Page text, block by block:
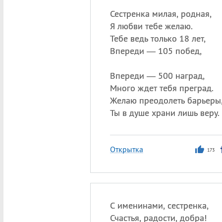
Сестренка милая, родная,
Я любви тебе желаю.
Тебе ведь только 18 лет,
Впереди — 105 побед,
Впереди — 500 наград,
Много ждет тебя преград.
Желаю преодолеть
Ты в душе храни лишь веру.
Открытка 173
С именинами, сестренка,
Счастья, радости, добра!